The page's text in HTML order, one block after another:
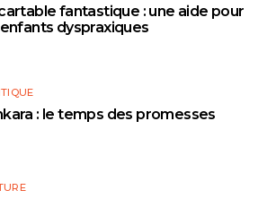
fantastique : une aide pour
dyspraxiques
: le temps des promesses